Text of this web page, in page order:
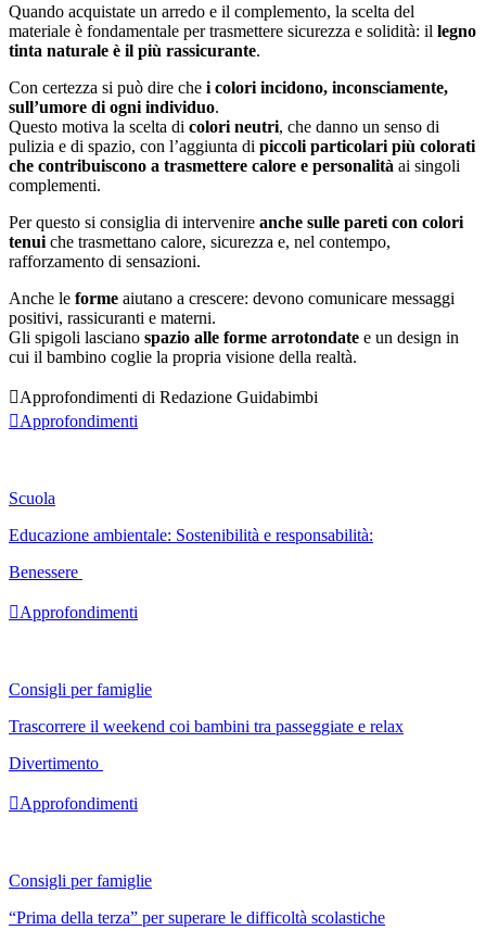
Quando acquistate un arredo e il complemento, la scelta del
materiale è fondamentale per trasmettere sicurezza e solidità: il legno
tinta naturale è il più rassicurante.
Con certezza si può dire che i colori incidono, inconsciamente,
sull’umore di ogni individuo.
Questo motiva la scelta di colori neutri, che danno un senso di
pulizia e di spazio, con l’aggiunta di piccoli particolari più colorati
che contribuiscono a trasmettere calore e personalità ai singoli
complementi.
Per questo si consiglia di intervenire anche sulle pareti con colori
tenui che trasmettano calore, sicurezza e, nel contempo,
rafforzamento di sensazioni.
Anche le forme aiutano a crescere: devono comunicare messaggi
positivi, rassicuranti e materni.
Gli spigoli lasciano spazio alle forme arrotondate e un design in
cui il bambino coglie la propria visione della realtà.
Approfondimenti di Redazione Guidabimbi
Approfondimenti
Scuola
Educazione ambientale: Sostenibilità e responsabilità:
Benessere
Approfondimenti
Consigli per famiglie
Trascorrere il weekend coi bambini tra passeggiate e relax
Divertimento
Approfondimenti
Consigli per famiglie
“Prima della terza” per superare le difficoltà scolastiche